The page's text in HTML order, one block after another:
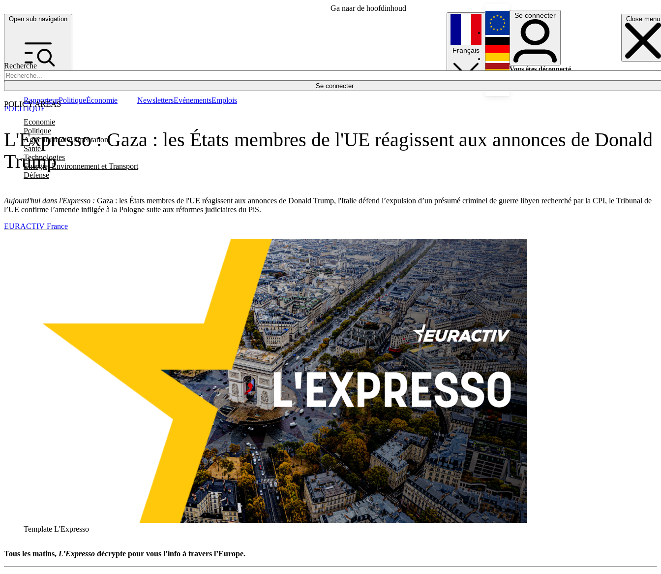
Ga naar de hoofdinhoud
Open sub navigation Close menu
Recherche
Se connecter
POLICY AREAS
Economie
Politique
Agriculture et Alimentation
Santé
Technologies
Energie, Environnement et Transport
Défense
RapporteurPolitiqueÉconomie NewslettersEvénementsEmplois
Français
English
Deutsch
Se connecter
Vous êtes déconnecté.
L'Expresso : Gaza : les États membres de l'UE réagissent aux annonces de Donald
Trump
Aujourd'hui dans l'Expresso : Gaza : les États membres de l'UE réagissent aux annonces de Donald Trump, l'Italie défend l’expulsion d’un présumé criminel de guerre libyen recherché par la CPI, le Tribunal de
l’UE confirme l’amende infligée à la Pologne suite aux réformes judiciaires du PiS.
POLITIQUE
EURACTIV France
Template L'Expresso
Tous les matins, L’Expresso décrypte pour vous l’info à travers l’Europe.